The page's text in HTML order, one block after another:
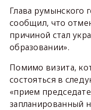
Глава румынского
сообщил, что
причиной стал
образовании».
Помимо визита,
состояться в
«прием
запланированный